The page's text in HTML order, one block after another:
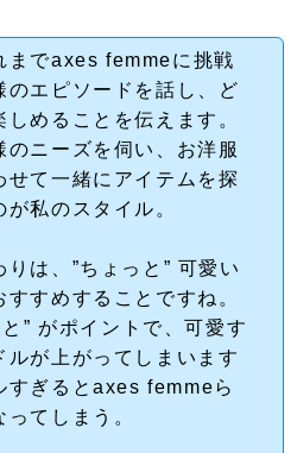
までaxes femmeに挑戦
のエピソードを話し、ど
しめることを伝えます。
のニーズを伺い、お洋服
せて一緒にアイテムを探
が私のスタイル。
は、”ちょっと” 可愛い
すすめすることですね。
” がポイントで、可愛す
ルが上がってしまいます
すぎるとaxes femmeら
ってしまう。